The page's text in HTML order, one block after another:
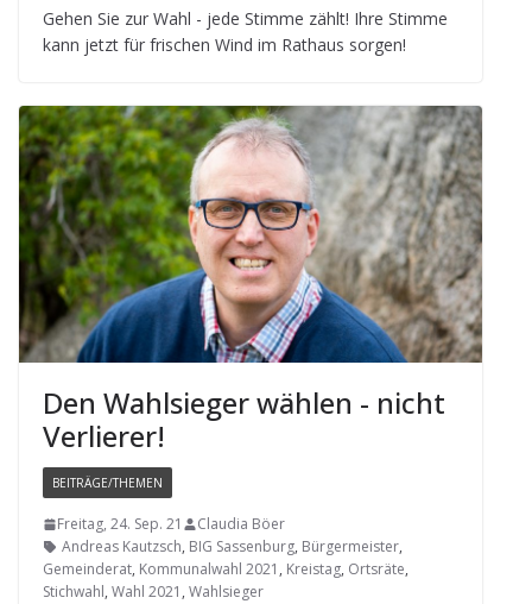
Gehen Sie zur Wahl - jede Stimme zählt! Ihre Stimme
kann jetzt für fri­schen Wind im Rat­haus sorgen!
Den Wahl­sie­ger wäh­len - nicht
Verlierer!
BEITRÄGE/THEMEN
Freitag, 24. Sep. 21
Claudia Böer
Andreas Kautzsch, BIG Sassenburg, Bürgermeister,
Gemeinderat, Kommunalwahl 2021 , Kreistag, Ortsräte,
Stichwahl, Wahl 2021 , Wahlsieger